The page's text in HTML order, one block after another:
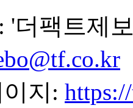
'더팩트제
지: